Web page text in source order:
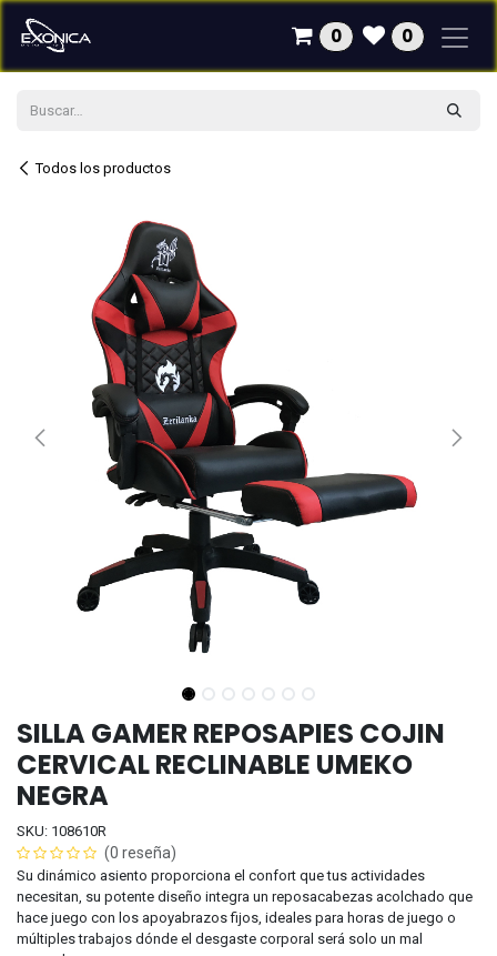
Ir al contenido
0 0
Todos los productos
SILLA GAMER REPOSAPIES COJIN
CERVICAL RECLINABLE UMEKO
NEGRA
SKU: 108610R
(0 reseña)
Su dinámico asiento proporciona el confort que tus actividades
necesitan, su potente diseño integra un reposacabezas acolchado que
hace juego con los apoyabrazos fijos, ideales para horas de juego o
múltiples trabajos dónde el desgaste corporal será solo un mal